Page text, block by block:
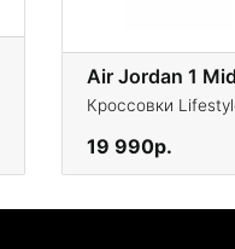
Air Jordan 1 Mid
Кроссовки
19 990р.